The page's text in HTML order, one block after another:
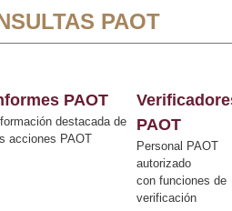
PAOT
PAOT
destacada de
acciones PAOT
PAOT
Personal PAOT
autorizado
con funciones de
verificación